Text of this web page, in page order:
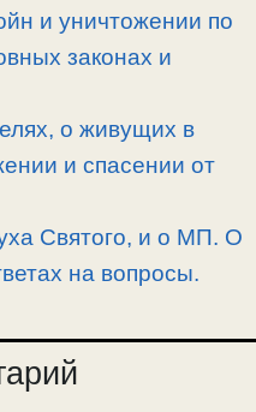
и уничтожении по
законах и
о живущих в
и спасении от
Святого, и о МП. О
на вопросы.